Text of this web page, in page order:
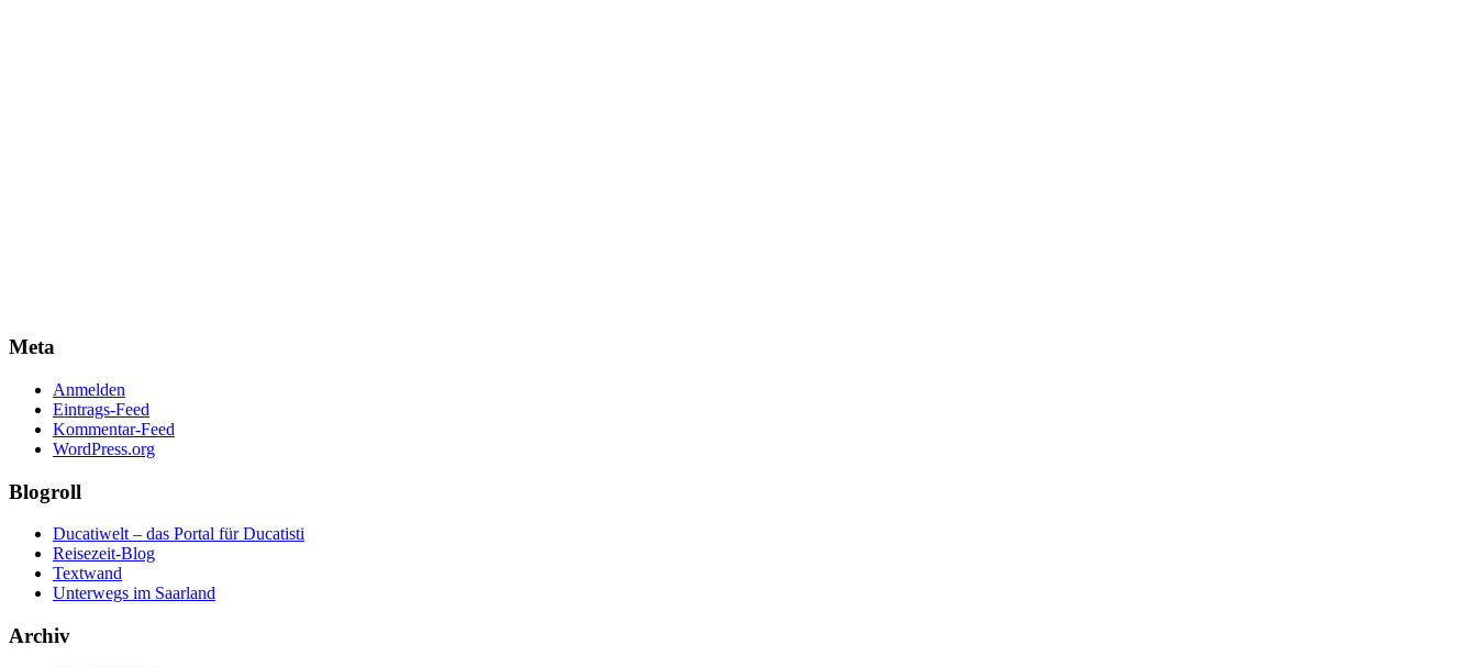
Meta
Anmelden
Eintrags-Feed
Kommentar-Feed
WordPress.org
Blogroll
Ducatiwelt – das Portal für Ducatisti
Reisezeit-Blog
Textwand
Unterwegs im Saarland
Archiv